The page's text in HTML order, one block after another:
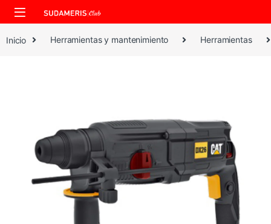
Skip to navigation
Skip to content
Inicio Herramientas y mantenimiento Herramientas